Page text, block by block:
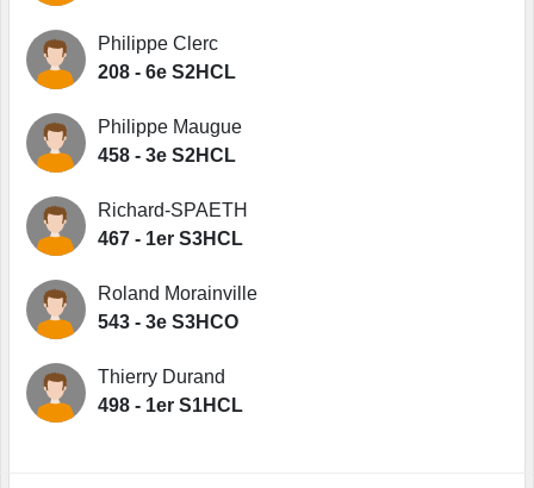
Philippe Clerc
208 - 6e S2HCL
Philippe Maugue
458 - 3e S2HCL
Richard-SPAETH
467 - 1er S3HCL
Roland Morainville
543 - 3e S3HCO
Thierry Durand
498 - 1er S1HCL